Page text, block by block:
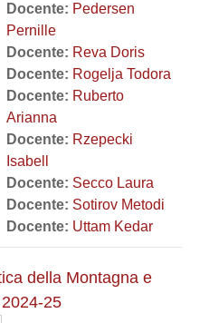
Docente: Pedersen
Pernille
Docente: Reva Doris
Docente: Rogelja Todora
Docente: Ruberto
Arianna
Docente: Rzepecki
Isabell
Docente: Secco Laura
Docente: Sotirov Metodi
Docente: Uttam Kedar
della Montagna e
25